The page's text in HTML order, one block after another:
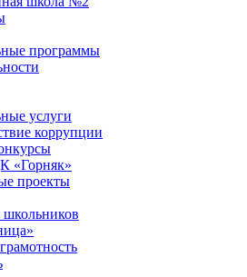
программы
услуги
коррупции
«Горняк»
проекты
школьников